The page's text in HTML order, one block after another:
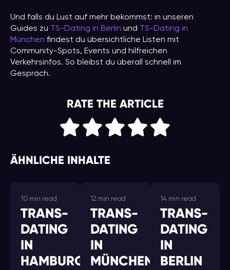
Und falls du Lust auf mehr bekommst: in unseren
Guides zu TS-Dating in Berlin und TS-Dating in
München findest du übersichtliche Listen mit
Community-Spots, Events und hilfreichen
Verkehrsinfos. So bleibst du überall schnell im
Gespräch.
RATE THE ARTICLE
ÄHNLICHE INHALTE
10 min read
TRANS-
DATING
IN
HAMBURG
12 min read
TRANS-
DATING
IN
MÜNCHEN
14 min read
TRANS-
DATING
IN
BERLIN